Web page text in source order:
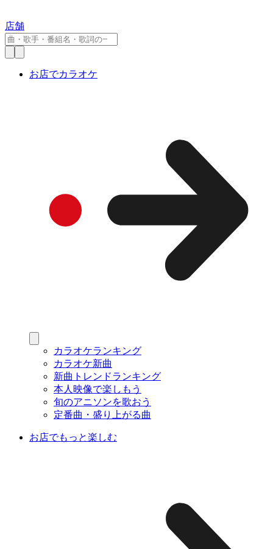
店舗
お店でカラオケ
カラオケランキング
カラオケ新曲
新曲トレンドランキング
本人映像で楽しもう
旬のアニソンを歌おう
定番曲・盛り上がる曲
お店でもっと楽しむ